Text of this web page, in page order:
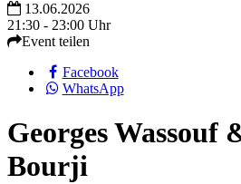
13.06.2026
21:30 - 23:00 Uhr
Event teilen
Facebook
WhatsApp
Georges Wassouf
Bourji